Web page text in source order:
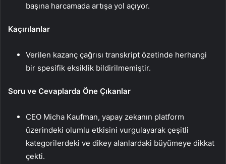
başına harcamada artışa yol açıyor.
Kaçırılanlar
Verilen kazanç çağrısı transkript özetinde herhangi
bir spesifik eksiklik bildirilmemiştir.
Soru ve Cevaplarda Öne Çıkanlar
CEO Micha Kaufman, yapay zekanın platform
üzerindeki olumlu etkisini vurgulayarak çeşitli
kategorilerdeki ve dikey alanlardaki büyümeye dikkat
çekti.